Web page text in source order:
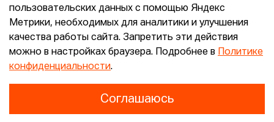
Конец эпохи маркетплейсов: прогнозы сооснователя
Mr.Doors Максима Валецкого
26.06.2026
КонфиденциальностьСогласие
пользовательских данных с помощью Яндекс
Метрики, необходимых для аналитики и улучшения
качества работы сайта. Запретить эти действия
можно в настройках браузера. Подробнее в
Политике
конфиденциальности.
Соглашаюсь